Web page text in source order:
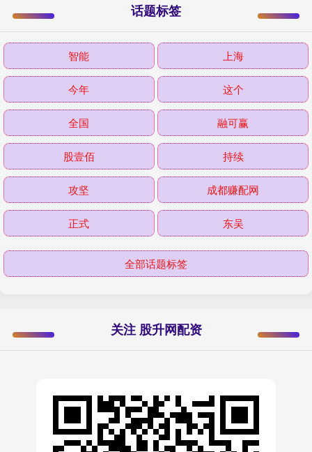
话题标签
智能 上海
今年 这个
全国 融可赢
股壹佰 持续
攻坚 成都赚配网
正式 东吴
全部话题标签
关注 股升网配资